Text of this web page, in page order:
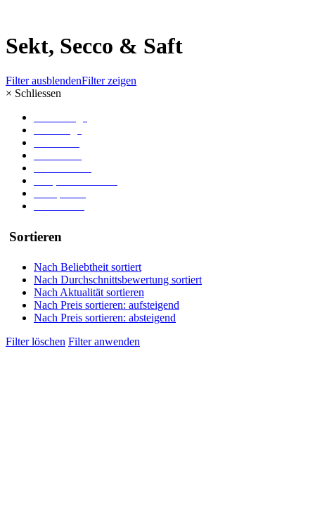
Sekt, Secco & Saft
Filter ausblendenFilter zeigen
× Schliessen
Sortieren
Nach Beliebtheit sortiert
Nach Durchschnittsbewertung sortiert
Nach Aktualität sortieren
Nach Preis sortieren: aufsteigend
Nach Preis sortieren: absteigend
Filter löschen Filter anwenden